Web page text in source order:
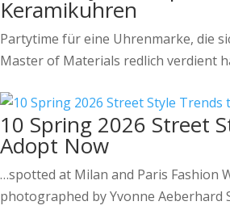
Keramikuhren
Partytime für eine Uhrenmarke, die
Master of Materials redlich verdient
10 Spring 2026 Street
Adopt Now
…spotted at Milan and Paris Fashion
photographed by Yvonne Aeberhard